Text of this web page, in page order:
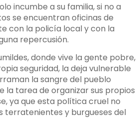
incumbe a su familia, si no a
se encuentran oficinas de
con la policía local y con la
repercusión.
donde vive la gente pobre,
seguridad, la deja vulnerable
la sangre del pueblo
la tarea de organizar sus propios
ya que esta política cruel no
terratenientes y burgueses del